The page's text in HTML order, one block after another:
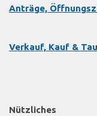
Anträge,
Verkauf, Kauf &
Nützliches